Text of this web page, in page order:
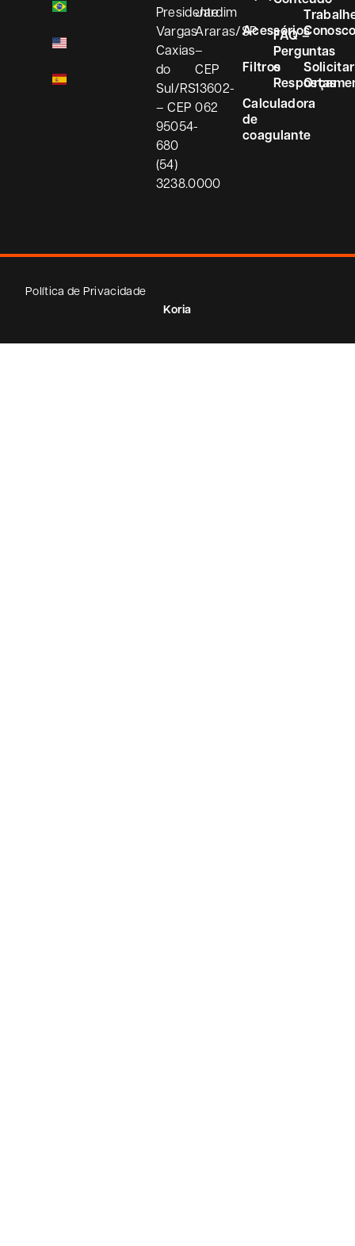
Presidente
Vargas
Caxias
do
Sul/RS
– CEP
95054-
680
(54)
3238.0000
Jardim
Araras/SP
–
CEP
13602-
062
Acessórios
Filtros
Calculadora
de
coagulante
FAQ –
Perguntas
e
Respostas
Solicitar
Política de Privacidade
Koria